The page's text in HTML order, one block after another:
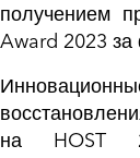
получением
Award 2023
на HOST